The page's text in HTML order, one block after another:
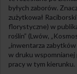
byłych zaborów.
zużytkował
florystyczne) w
roślin” (Lwów,
„inwentarza zabytków
w druku wspomnianej
pracy w tym kierunku.